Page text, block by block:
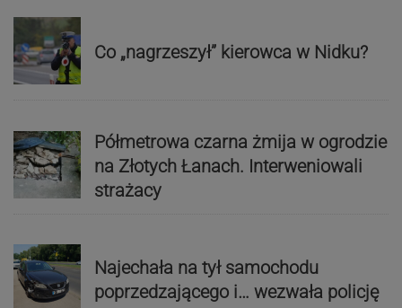
Co „nagrzeszył” kierowca w Nidku?
Półmetrowa czarna żmija w ogrodzie
na Złotych Łanach. Interweniowali
strażacy
Najechała na tył samochodu
poprzedzającego i… wezwała policję